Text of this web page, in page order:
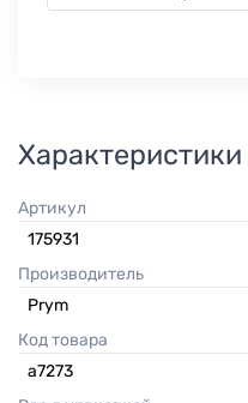
Характеристики
Артикул
175931
Производитель
Prym
Код товара
а7273